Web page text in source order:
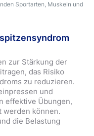
Sportarten, Muskeln und
zur Stärkung der
das Risiko
zu reduzieren.
und
effektive Übungen,
werden können.
die Belastung